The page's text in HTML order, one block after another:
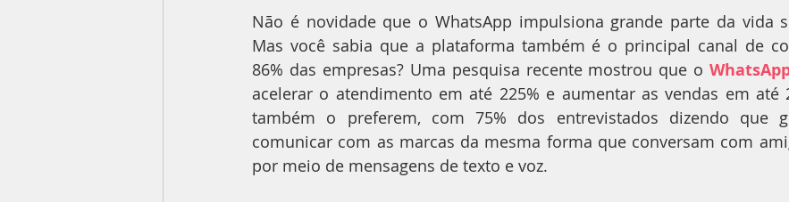
Não é novidade que o WhatsApp impulsiona grande parte da vida
Mas você sabia que a plataforma também é o principal canal de
86% das empresas? Uma pesquisa recente mostrou que o
acelerar o atendimento em até 225% e aumentar as vendas em até
também o preferem, com 75% dos entrevistados dizendo que
comunicar com as marcas da mesma forma que conversam com
por meio de mensagens de texto e voz.